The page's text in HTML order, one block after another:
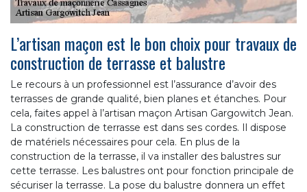
L’artisan maçon est le bon choix pour travaux de
construction de terrasse et balustre
Le recours à un professionnel est l’assurance d’avoir des
terrasses de grande qualité, bien planes et étanches. Pour
cela, faites appel à l’artisan maçon Artisan Gargowitch Jean.
La construction de terrasse est dans ses cordes. Il dispose
de matériels nécessaires pour cela. En plus de la
construction de la terrasse, il va installer des balustres sur
cette terrasse. Les balustres ont pour fonction principale de
sécuriser la terrasse. La pose du balustre donnera un effet